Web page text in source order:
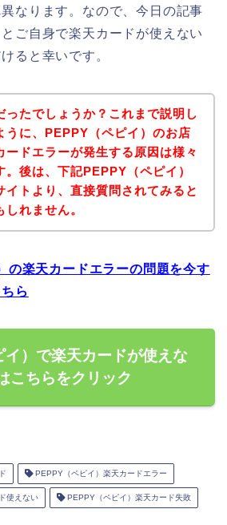
なります。なので、今日の記事
ご自身で楽天カードが使えない
ると幸いです。
ったでしょうか？これまで説明し
うに、PEPPY（ペピイ）のお店
ードエラーが発生する原因は様々
。後は、下記PEPPY（ペピイ）
イトより、直接質問されてみると
しれません。
の楽天カードエラーの問題を今す
ら
イ）で楽天カードが使えな
こちらをクリック
PEPPY（ペピイ）楽天カードエラー
使えない PEPPY（ペピイ）楽天カード失敗